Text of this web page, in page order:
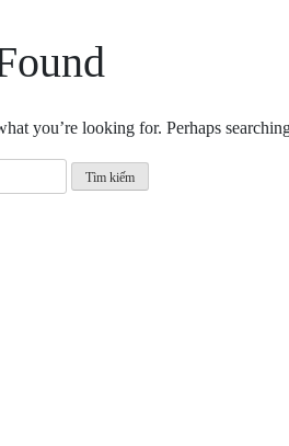
you’re looking for. Perhaps